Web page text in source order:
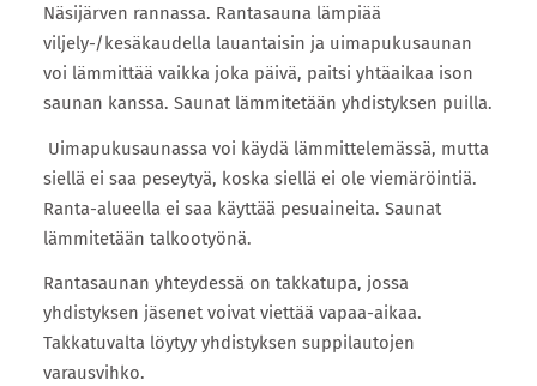
Näsijärven rannassa. Rantasauna lämpiää
viljely-/kesäkaudella lauantaisin ja uimapukusaunan
voi lämmittää vaikka joka päivä, paitsi yhtäaikaa ison
saunan kanssa. Saunat lämmitetään yhdistyksen puilla.
Uimapukusaunassa voi käydä lämmittelemässä, mutta
siellä ei saa peseytyä, koska siellä ei ole viemäröintiä.
Ranta-alueella ei saa käyttää pesuaineita. Saunat
lämmitetään talkootyönä.
Rantasaunan yhteydessä on takkatupa, jossa
yhdistyksen jäsenet voivat viettää vapaa-aikaa.
Takkatuvalta löytyy yhdistyksen suppilautojen
varausvihko.